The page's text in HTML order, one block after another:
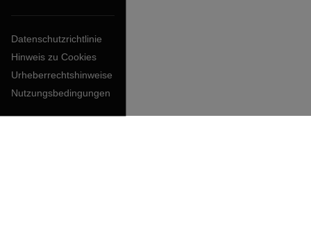
Datenschutzrichtlinie
Hinweis zu Cookies
Urheberrechtshinweise
Nutzungsbedingungen